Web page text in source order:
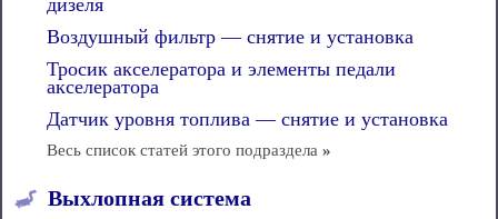
дизеля
Воздушный фильтр — снятие и установка
Тросик акселератора и элементы педали
акселератора
Датчик уровня топлива — снятие и установка
Весь список статей этого подраздела »
Выхлопная система